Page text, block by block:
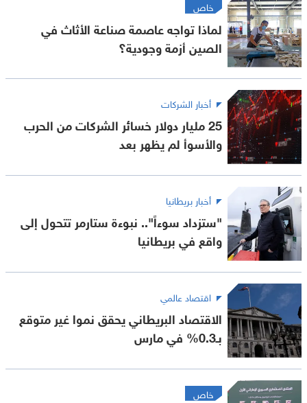
خاص
لماذا تواجه عاصمة صناعة الأثاث في
الصين أزمة وجودية؟
أخبار الشركات
25 مليار دولار خسائر الشركات من الحرب
والأسوأ لم يظهر بعد
أخبار بريطانيا
"ستزداد سوءاً".. نبوءة ستارمر تتحول إلى
واقع في بريطانيا
اقتصاد عالمي
الاقتصاد البريطاني يحقق نموا غير متوقع
بـ0.3% في مارس
خاص